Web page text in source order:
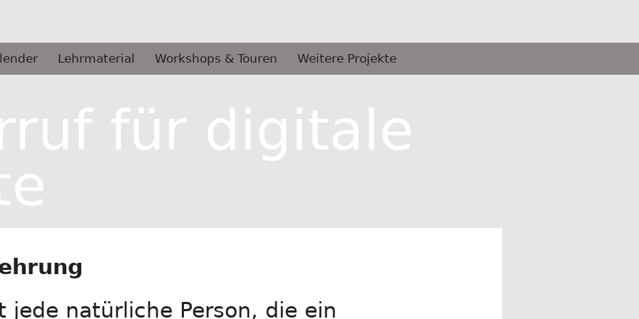
Lehrmaterial Workshops & Touren Weitere Projekte
für digitale
jede natürliche Person, die ein